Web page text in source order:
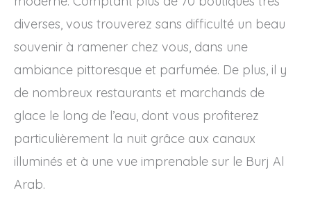
diverses, vous trouverez sans difficulté un beau
souvenir à ramener chez vous, dans une
ambiance pittoresque et parfumée. De plus, il y
de nombreux restaurants et marchands de
glace le long de l’eau, dont vous profiterez
particulièrement la nuit grâce aux canaux
illuminés et à une vue imprenable sur le Burj Al
Arab.